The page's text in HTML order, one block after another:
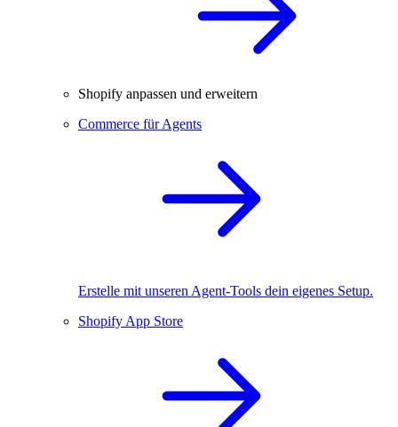
Shopify anpassen und erweitern
Commerce für Agents
Erstelle mit unseren Agent-Tools dein eigenes Setup.
Shopify App Store